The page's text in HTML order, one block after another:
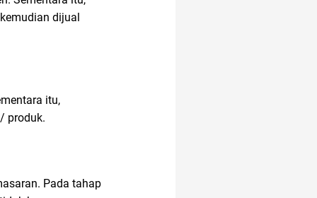
dijual
itu,
produk.
Pada tahap